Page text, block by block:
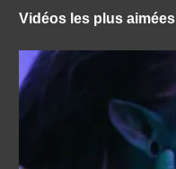
Vidéos les plus aimées